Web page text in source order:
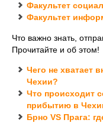
Факультет
Факультет
Что важно знать,
Прочитайте и об этом!
Чего не хватает
Чехии?
Что происходит
прибытию в
Брно VS Прага: